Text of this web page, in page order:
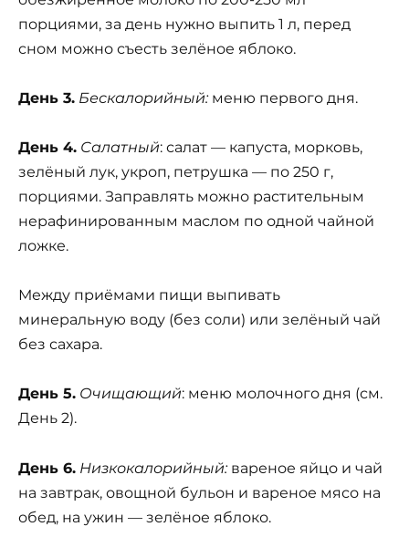
порциями, за день нужно выпить 1 л, перед
сном можно съесть зелёное яблоко.
День 3. Бескалорийный:меню первого дня.
День 4. Салатный: салат — капуста, морковь,
зелёный лук, укроп, петрушка — по 250 г,
порциями. Заправлять можно растительным
нерафинированным маслом по одной чайной
ложке.
Между приёмами пищи выпивать
минеральную воду (без соли) или зелёный чай
без сахара.
День 5. Очищающий: меню молочного дня (см.
День 2).
День 6. Низкокалорийный:вареное яйцо и чай
на завтрак, овощной бульон и вареное мясо на
обед, на ужин — зелёное яблоко.